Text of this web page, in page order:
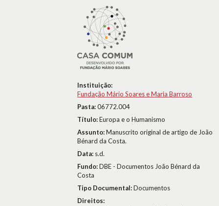
Instituição:
Fundação Mário Soares e Maria Barroso
Pasta:06772.004
Título:Europa e o Humanismo
Assunto:Manuscrito original de artigo de João
Bénard da Costa.
Data: s.d.
Fundo:DBE - Documentos João Bénard da
Costa
Tipo Documental:Documentos
Direitos: